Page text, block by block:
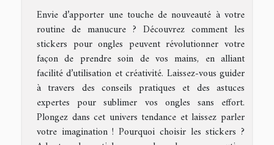
Envie d’apporter une touche de nouveauté à votre
routine de manucure ? Découvrez comment les
stickers pour ongles peuvent révolutionner votre
façon de prendre soin de vos mains, en alliant
facilité d’utilisation et créativité. Laissez-vous guider
à travers des conseils pratiques et des astuces
expertes pour sublimer vos ongles sans effort.
Plongez dans cet univers tendance et laissez parler
votre imagination ! Pourquoi choisir les stickers ?